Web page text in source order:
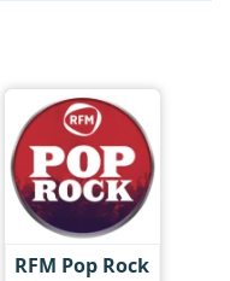
RFM Pop Rock